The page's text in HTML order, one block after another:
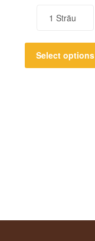
Select options